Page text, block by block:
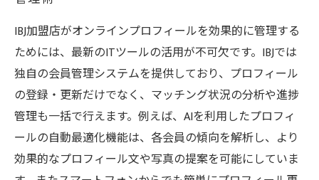
IBJ加盟店がオンラインプロフィールを効果的に管理する
ためには、最新のITツールの活用が不可欠です。IBJでは
独自の会員管理システムを提供しており、プロフィール
の登録・更新だけでなく、マッチング状況の分析や進捗
管理も一括で行えます。例えば、AIを利用したプロフィ
ールの自動最適化機能は、各会員の傾向を解析し、より
効果的なプロフィール文や写真の提案を可能にしていま